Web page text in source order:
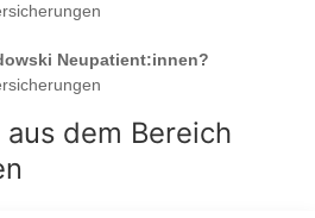
Neupatient:innen?
dem Bereich